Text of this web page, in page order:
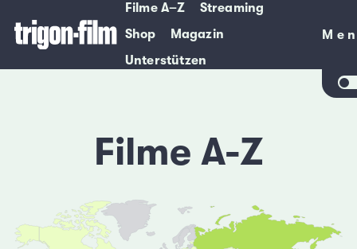
Filme A–Z
Streaming
Shop
Magazin
Unterstützen
Filme A-Z